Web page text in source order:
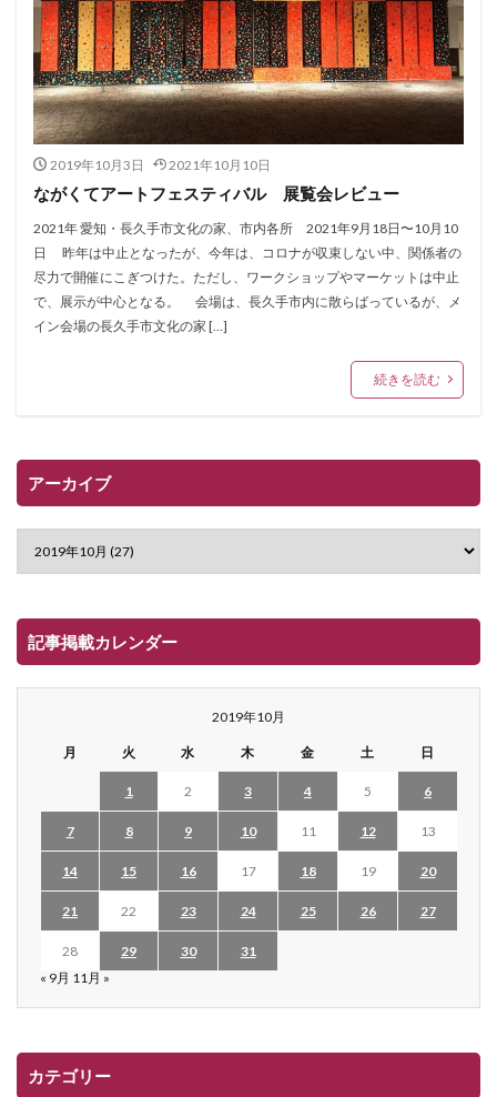
2019年10月3日 2021年10月10日
ながくてアートフェスティバル 展覧会レビュー
2021年 愛知・長久手市文化の家、市内各所 2021年9月18日〜10月10
日 昨年は中止となったが、今年は、コロナが収束しない中、関係者の
尽力で開催にこぎつけた。ただし、ワークショップやマーケットは中止
で、展示が中心となる。 会場は、長久手市内に散らばっているが、メ
イン会場の長久手市文化の家 […]
続きを読む
アーカイブ
記事掲載カレンダー
2019年10月
月 火 水 木 金 土 日
1 2 3 4 5 6
7 8 9 10 11 12 13
14 15 16 17 18 19 20
21 22 23 24 25 26 27
28 29 30
31
« 9月 11月 »
カテゴリー